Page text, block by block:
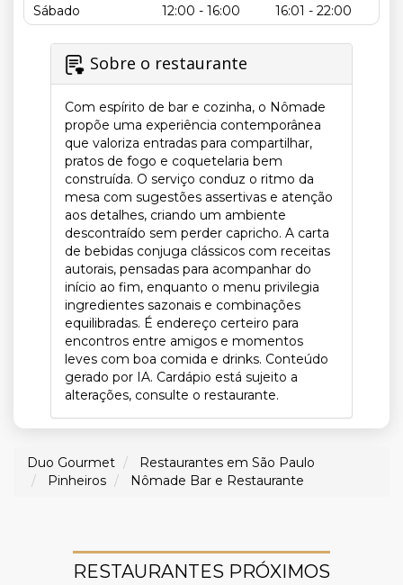
Sábado
12:00 - 16:00 16:01 - 22:00
Sobre o restaurante
Com espírito de bar e cozinha, o Nômade
propõe uma experiência contemporânea
que valoriza entradas para compartilhar,
pratos de fogo e coquetelaria bem
construída. O serviço conduz o ritmo da
mesa com sugestões assertivas e atenção
aos detalhes, criando um ambiente
descontraído sem perder capricho. A carta
de bebidas conjuga clássicos com receitas
autorais, pensadas para acompanhar do
início ao fim, enquanto o menu privilegia
ingredientes sazonais e combinações
equilibradas. É endereço certeiro para
encontros entre amigos e momentos
leves com boa comida e drinks. Conteúdo
gerado por IA. Cardápio está sujeito a
alterações, consulte o restaurante.
Duo Gourmet
Restaurantes em São Paulo
Pinheiros
Nômade Bar e Restaurante
RESTAURANTES PRÓXIMOS